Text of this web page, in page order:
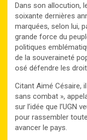
Dans son allocution,
soixante dernières
marquées, selon lui,
grande force du
politiques
de la souveraineté
osé défendre les
Citant Aimé Césaire,
sans combat »,
sur l’idée que l’UGN
pour rassembler
avancer le pays.